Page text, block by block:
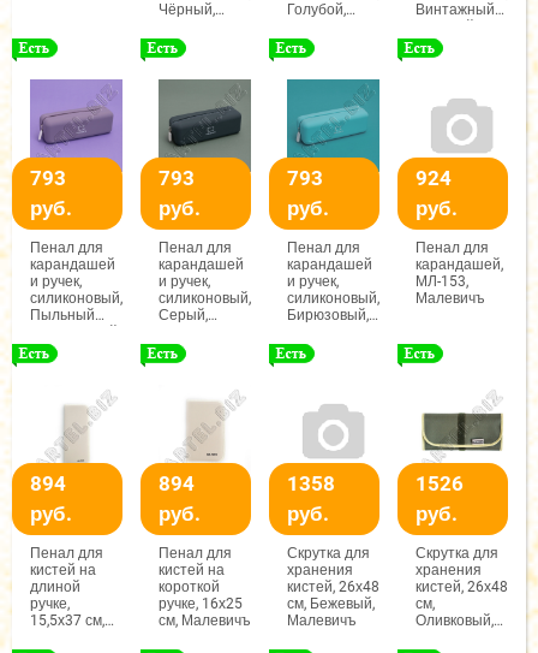
Чёрный,
Голубой,
Винтажный
Малевичъ
793
руб.
Пенал для
карандашей
и ручек,
силиконовый,
Пыльный
Малевичъ
793
руб.
Пенал для
карандашей
и ручек,
силиконовый,
Серый,
793
руб.
Пенал для
карандашей
и ручек,
силиконовый,
Бирюзовый,
924
руб.
Пенал для
карандашей,
МЛ-153,
Малевичъ
894
руб.
Пенал для
кистей на
длиной
ручке,
15,5х37 см,
894
руб.
Пенал для
кистей на
короткой
ручке, 16х25
см, Малевичъ
1358
руб.
Скрутка для
хранения
кистей, 26х48
см, Бежевый,
Малевичъ
1526
руб.
Скрутка для
хранения
кистей, 26х48
см,
Оливковый,